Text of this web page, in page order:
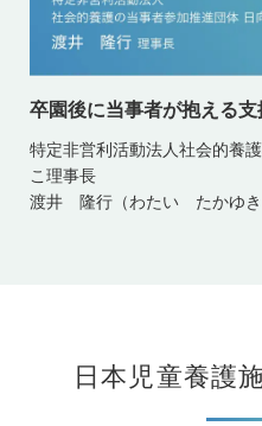
卒園後に当事者が抱える
特定非営利活動法人社会的養
こ理事長
渡井 隆行（わたい たかゆき
日本児童養護